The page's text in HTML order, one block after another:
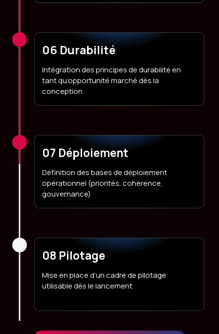
06 Durabilité
Intégration des principes de durabilité en
tant qu’opportunité marché dès la
conception
07 Déploiement
Définition des bases de déploiement
opérationnel (priorités, cohérence,
gouvernance)
08 Pilotage
Mise en place d’un cadre de pilotage
utilisable dès le lancement